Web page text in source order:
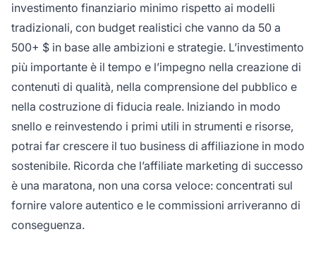
investimento finanziario minimo rispetto ai modelli
tradizionali, con budget realistici che vanno da 50 a
500+ $ in base alle ambizioni e strategie. L’investimento
più importante è il tempo e l’impegno nella creazione di
contenuti di qualità, nella comprensione del pubblico e
nella costruzione di fiducia reale. Iniziando in modo
snello e reinvestendo i primi utili in strumenti e risorse,
potrai far crescere il tuo business di affiliazione in modo
sostenibile. Ricorda che l’affiliate marketing di successo
è una maratona, non una corsa veloce: concentrati sul
fornire valore autentico e le commissioni arriveranno di
conseguenza.